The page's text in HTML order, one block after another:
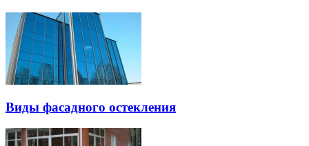
Виды фасадного остекления